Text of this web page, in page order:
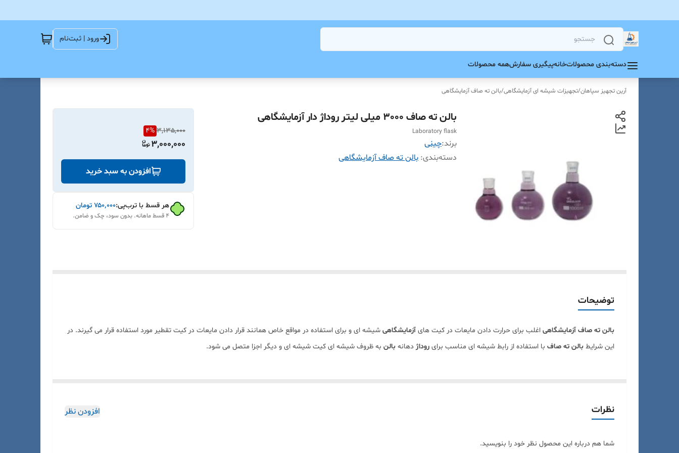
ورود | ثبت‌نام
دسته‌بندی محصولاتخانهپیگیری سفارشهمه محصولات
آرین تجهیز سپاهان/تجهیزات شیشه ای آزمایشگاهی/بالن ته صاف آزمایشگاهی
بالن ته صاف 3000 میلی لیتر روداژ دار آزمایشگاهی
Laboratory flask
برند:چینی
دسته‌بندی: بالن ته صاف آزمایشگاهی
3,135,000
4%
3,000,000
افزودن به سبد خرید
هر قسط با ترب‌پی:۷۵۰٬۰۰۰ تومان
۴ قسط ماهانه. بدون سود، چک و ضامن.
توضیحات
بالن ته صاف آزمایشگاهی اغلب برای حرارت دادن مایعات در کیت های آزمایشگاهی شیشه ای و برای استفاده در مواقع خاص همانند قرار دادن مایعات در کیت تقطیر مورد استفاده قرار می گیرند. در
این شرایط بالن ته صاف با استفاده از رابط شیشه ای مناسب برای روداژ دهانه بالن به ظروف شیشه ای کیت شیشه ای و دیگر اجزا متصل می شود.
نظرات افزودن نظر
شما هم درباره این محصول نظر خود را بنویسید.